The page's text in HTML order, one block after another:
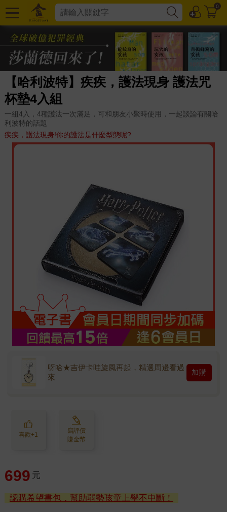
0
【哈利波特】疾疾，護法現身 護法咒
杯墊4入組
一組4入，4種護法一次滿足，可和朋友小聚時使用，一起談論有關哈
利波特的話題
疾疾，護法現身!你的護法是什麼型態呢?
呀哈★吉伊卡哇旋風再起，精選周邊看過
來
加購
喜歡+1
寫評價
賺金幣
699 元
認購希望書包，幫助弱勢孩童上學不中斷！